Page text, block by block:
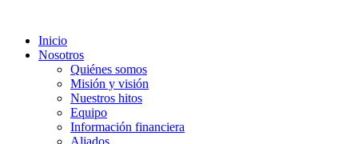
Inicio
Nosotros
Quiénes somos
Misión y visión
Nuestros hitos
Equipo
Información financiera
Aliados